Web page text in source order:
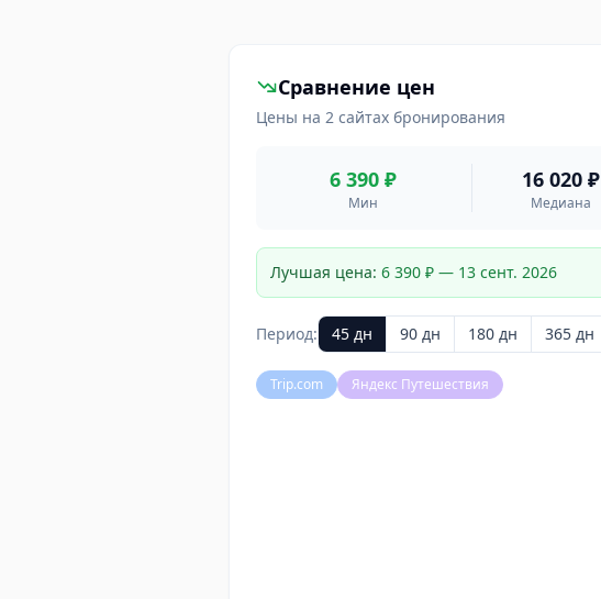
Сравнение цен
Цены на 2 сайтах бронирования
6 390 ₽
Мин
16 020 ₽
Медиана
Лучшая цена: 6 390 ₽ — 13 сент. 2026
Период: 45 дн 90 дн 180 дн 365 дн
Trip.com Яндекс Путешествия